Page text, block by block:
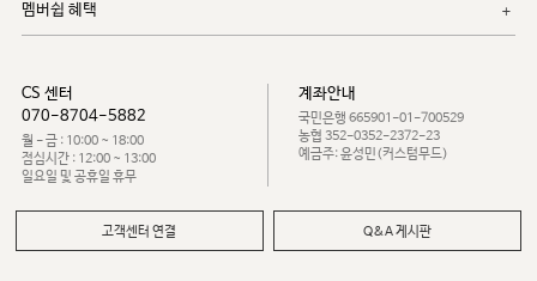
멤버쉽 혜택
CS 센터
070-8704-5882
월 - 금 : 10:00 ~ 18:00
점심시간 : 12:00 ~ 13:00
일요일 및 공휴일 휴무
계좌안내
국민은행 665901-01-700529
농협 352-0352-2372-23
예금주: 윤성민(커스텀무드)
고객센터 연결 Q&A 게시판